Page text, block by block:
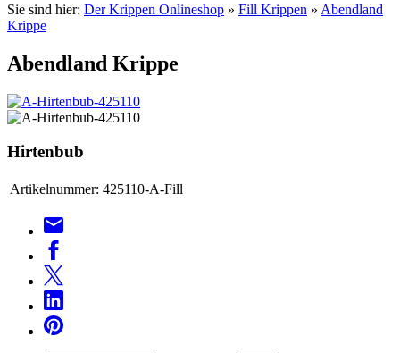
Sie sind hier: Der Krippen Onlineshop » Fill Krippen » Abendland
Krippe
Abendland Krippe
Hirtenbub
Artikelnummer: 425110-A-Fill